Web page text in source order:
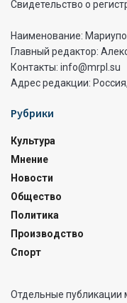
Свидетельство о
Наименование:
Главный редактор:
Контакты: info@mrpl.su
Адрес редакции:
Рубрики
Культура
Мнение
Новости
Общество
Политика
Производство
Спорт
Отдельные публикации